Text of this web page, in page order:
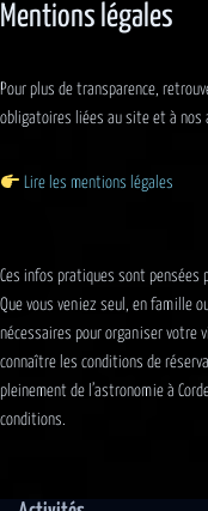
Mentions légales
Pour plus de transparence,
obligatoires liées au site et à nos
Lire les mentions légales
Ces infos pratiques sont pensées
Que vous veniez seul, en famille
nécessaires pour organiser votre
connaître les conditions de
pleinement de l’astronomie à
conditions.